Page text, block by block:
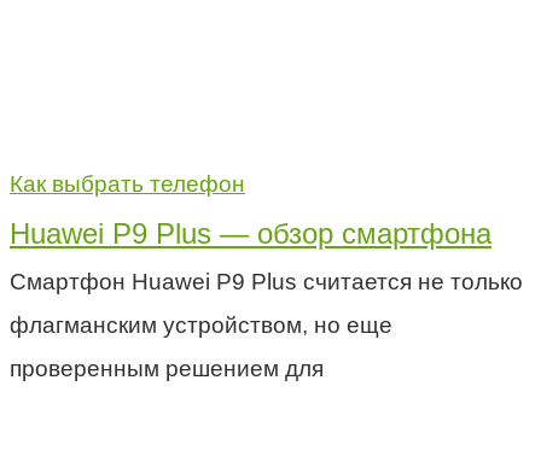
Как выбрать телефон
Huawei P9 Plus — обзор смартфона
Смартфон Huawei P9 Plus считается не только
флагманским устройством, но еще
проверенным решением для